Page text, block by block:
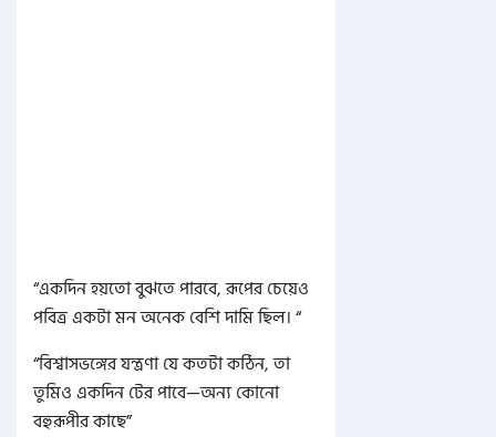
“একদিন হয়তো বুঝতে পারবে, রূপের চেয়েও
পবিত্র একটা মন অনেক বেশি দামি ছিল। “
“বিশ্বাসভঙ্গের যন্ত্রণা যে কতটা কঠিন, তা
তুমিও একদিন টের পাবে—অন্য কোনো
বহুরূপীর কাছে”